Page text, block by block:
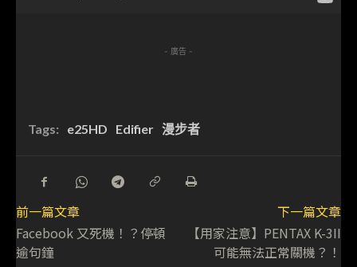
- 廣告 -
Tags: e25HD Edifier 漫步者
前一篇文章
Facebook 又死機！？停頓
逾句鐘
下一篇文章
【用家注意】PENTAX K-3II
可能無法正常關機？！